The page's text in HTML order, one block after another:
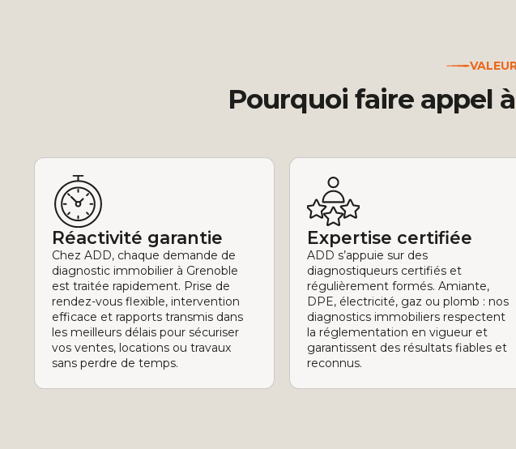
Pourquoi faire appel
Réactivité garantie
Chez ADD, chaque demande de
diagnostic immobilier à Grenoble
est traitée rapidement. Prise de
rendez-vous flexible, intervention
efficace et rapports transmis dans
les meilleurs délais pour sécuriser
vos ventes, locations ou travaux
sans perdre de temps.
Expertise certifiée
ADD s’appuie sur des
diagnostiqueurs certifiés et
régulièrement formés. Amiante,
DPE, électricité, gaz ou plomb : nos
diagnostics immobiliers respectent
la réglementation en vigueur et
garantissent des résultats fiables et
reconnus.